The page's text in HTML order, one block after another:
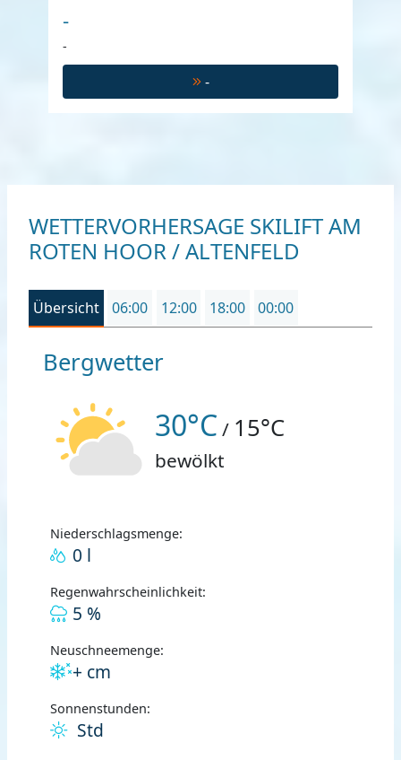
-
-
-
WETTERVORHERSAGE SKILIFT AM
ROTEN HOOR / ALTENFELD
Übersicht 06:00 12:00 18:00 00:00
Bergwetter
30°C / 15°C
bewölkt
Niederschlagsmenge:
0 l
Regenwahrscheinlichkeit:
5 %
Neuschneemenge:
+ cm
Sonnenstunden:
Std